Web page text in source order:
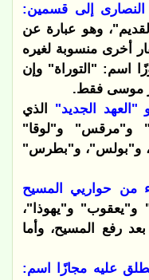
وهو عبارة عن
أخرى منسوبة لغيره
اسم: "التوراة" وإن
موسى فقط.
الذي
و"مرقس" و"لوقا"
، و"بولس"، و"بطرس"
من حواريي المسيح
و"يهوذا"،
رفع المسيح، وأما
عليه مجازًا اسم: